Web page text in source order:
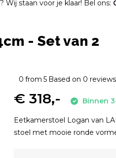
Wij staan voor je klaar! Bel ons:
- Set van 2
0 from 5 Based on 0 reviews
€ 318,- Binnen
Eetkamerstoel Logan van
stoel met mooie ronde